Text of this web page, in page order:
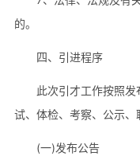
的。
四、引进程序
此次引才工作按照
试、体检、考察、公示、
(一)发布公告